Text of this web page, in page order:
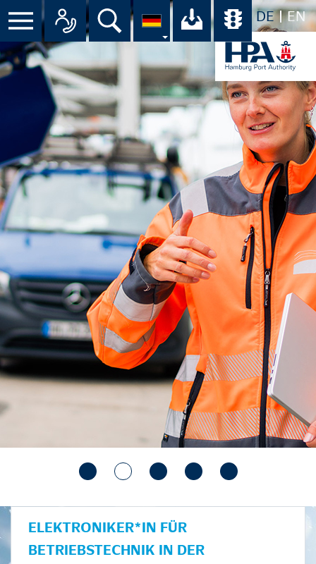
DE EN
Menü Alle Ansprechpartner im
Suche Ihr Download-
ELEKTRONIKER*IN FÜR
BETRIEBSTECHNIK IN DER